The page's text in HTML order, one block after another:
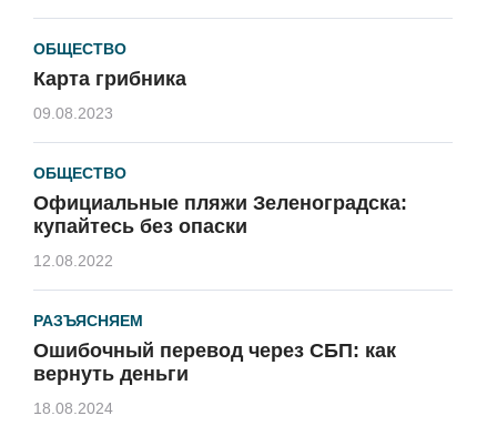
ОБЩЕСТВО
Карта грибника
09.08.2023
ОБЩЕСТВО
Официальные пляжи Зеленоградска:
купайтесь без опаски
12.08.2022
РАЗЪЯСНЯЕМ
Ошибочный перевод через СБП: как
вернуть деньги
18.08.2024